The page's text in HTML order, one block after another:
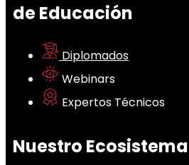
de Educación
Diplomados
Webinars
Expertos Técnicos
Nuestro Ecosistema